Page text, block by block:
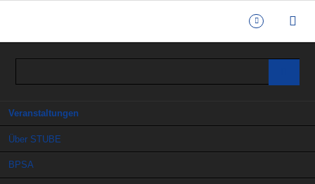
Veranstaltungen
Über STUBE
BPSA